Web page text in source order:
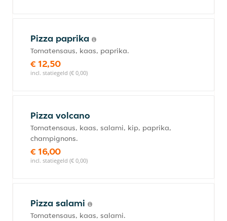
Pizza paprika
Tomatensaus, kaas, paprika.
€ 12,50
incl. statiegeld (€ 0,00)
Pizza volcano
Tomatensaus, kaas, salami, kip, paprika,
champignons.
€ 16,00
incl. statiegeld (€ 0,00)
Pizza salami
Tomatensaus, kaas, salami.